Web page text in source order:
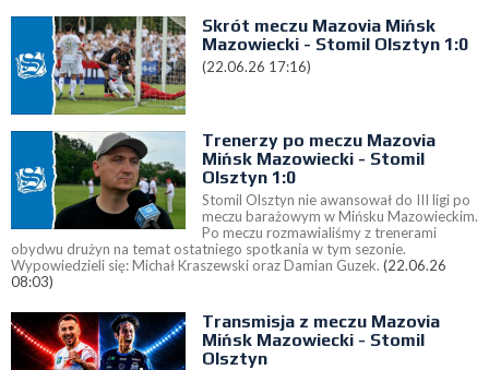
Skrót meczu Mazovia Mińsk
Mazowiecki - Stomil Olsztyn 1:0
(22.06.26 17:16)
Trenerzy po meczu Mazovia
Mińsk Mazowiecki - Stomil
Olsztyn 1:0
Stomil Olsztyn nie awansował do III ligi po
meczu barażowym w Mińsku Mazowieckim.
Po meczu rozmawialiśmy z trenerami
obydwu drużyn na temat ostatniego spotkania w tym sezonie.
Wypowiedzieli się: Michał Kraszewski oraz Damian Guzek. (22.06.26
08:03)
Transmisja z meczu Mazovia
Mińsk Mazowiecki - Stomil
Olsztyn